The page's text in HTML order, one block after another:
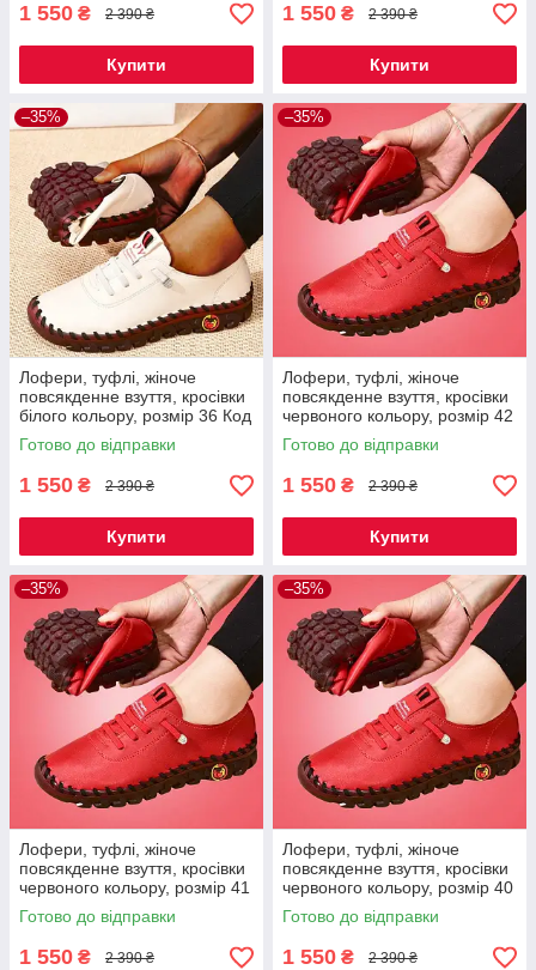
1 550 ₴ 2 390 ₴
Купити
1 550 ₴ 2 390 ₴
Купити
–35%
Лофери, туфлі, жіноче
повсякденне взуття, кросівки
білого кольору, розмір 36 Код
67-0008
Готово до відправки
1 550 ₴ 2 390 ₴
Купити
–35%
Лофери, туфлі, жіноче
повсякденне взуття, кросівки
червоного кольору, розмір 42
Код 67-0021
Готово до відправки
1 550 ₴ 2 390 ₴
Купити
–35%
Лофери, туфлі, жіноче
повсякденне взуття, кросівки
червоного кольору, розмір 41
Код 67-0020
Готово до відправки
1 550 ₴ 2 390 ₴
–35%
Лофери, туфлі, жіноче
повсякденне взуття, кросівки
червоного кольору, розмір 40
Код 67-0019
Готово до відправки
1 550 ₴ 2 390 ₴